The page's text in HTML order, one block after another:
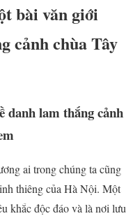
bài văn giới
cảnh chùa Tây
danh lam thắng cảnh
ai trong chúng ta cũng
thiêng của Hà Nội. Một
khắc độc đáo và là nơi lưu